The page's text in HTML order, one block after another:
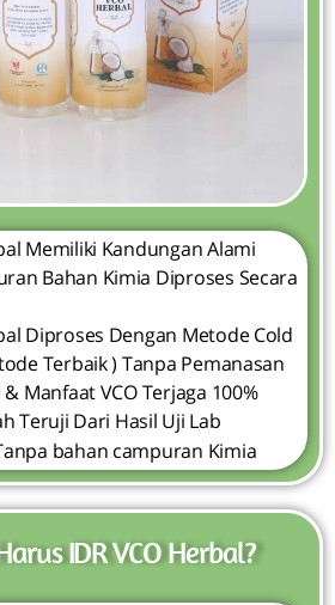
Memiliki Kandungan Alami
Bahan Kimia Diproses Secara
Diproses Dengan Metode Cold
Terbaik ) Tanpa Pemanasan
Manfaat VCO Terjaga 100%
Teruji Dari Hasil Uji Lab
bahan campuran Kimia
IDR VCO Herbal?